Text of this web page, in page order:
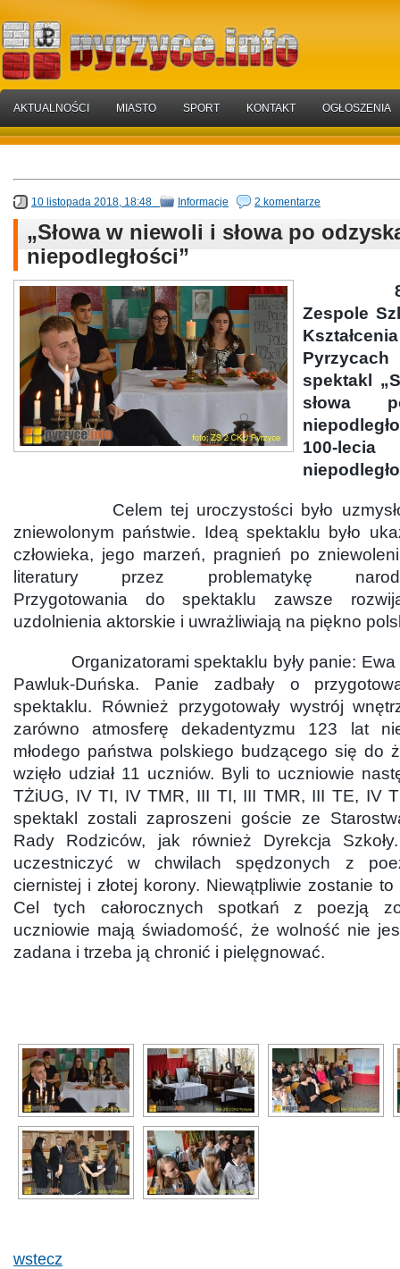
AKTUALNOŚCI MIASTO SPORT KONTAKT OGŁOSZENIA
10 listopada 2018, 18:48 Informacje 2 komentarze
„Słowa w niewoli i słowa po
niepodległości”
Zespole
spektakl
słowa
100-
Celem tej uroczystości było
zniewolonym państwie. Ideą spektaklu było
człowieka, jego marzeń, pragnień po
literatury przez problematykę
Przygotowania do spektaklu zawsze
uzdolnienia aktorskie i uwrażliwiają na piękno
Organizatorami spektaklu były panie: Ewa
Pawluk-Duńska. Panie zadbały o
spektaklu. Również przygotowały wystrój
zarówno atmosferę dekadentyzmu 123 lat
młodego państwa polskiego budzącego się do
wzięło udział 11 uczniów. Byli to uczniowie
TŻiUG, IV TI, IV TMR, III TI, III TMR, III TE, IV
spektakl zostali zaproszeni goście ze
Rady Rodziców, jak również Dyrekcja
uczestniczyć w chwilach spędzonych z
ciernistej i złotej korony. Niewątpliwie zostanie
Cel tych całorocznych spotkań z poezją
uczniowie mają świadomość, że wolność nie
zadana i trzeba ją chronić i pielęgnować.
wstecz